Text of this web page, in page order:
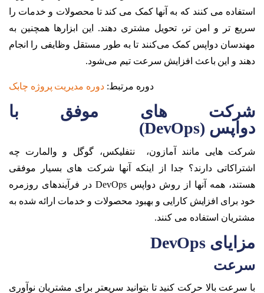
استفاده می کنند که به آنها کمک می کند تا محصولات و خدمات را
سریع تر و امن تر، تحویل مشتری دهند. این ابزارها همچنین به
مهندسان دواپس کمک می‌کنند تا به طور مستقل وظایفی را انجام
دهند و این باعث افزایش سرعت تیم می‌شود.
دوره مرتبط:دوره مدیریت پروژه چابک
شرکت های موفق با
دواپس (DevOps)
شرکت هایی مانند آمازون، نتفلیکس، گوگل و والمارت چه
اشتراکاتی دارند؟ جدا از اینکه آنها شرکت های بسیار موفقی
هستند، همه آنها از روش دواپس DevOps در فرآیندهای روزمره
خود برای افزایش کارایی و بهبود محصولات و خدمات ارائه شده به
مشتریان استفاده می کنند.
مزایای
سرعت
با سرعت بالا حرکت کنید تا بتوانید سریعتر برای مشتریان نوآوری